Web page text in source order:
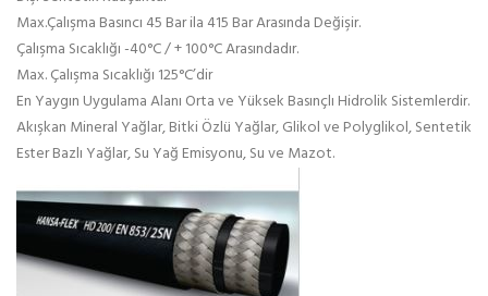
Max.Çalışma Basıncı 45 Bar ila 415 Bar Arasında Değişir.
Çalışma Sıcaklığı -40°C / + 100°C Arasındadır.
Max. Çalışma Sıcaklığı 125°C’dir
En Yaygın Uygulama Alanı Orta ve Yüksek Basınçlı Hidrolik Sistemlerdir.
Akışkan Mineral Yağlar, Bitki Özlü Yağlar, Glikol ve Polyglikol, Sentetik
Ester Bazlı Yağlar, Su Yağ Emisyonu, Su ve Mazot.